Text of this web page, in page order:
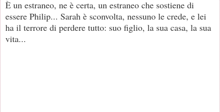
È un estraneo, ne è certa, un estraneo che sostiene di
essere Philip... Sarah è sconvolta, nessuno le crede, e lei
ha il terrore di perdere tutto: suo figlio, la sua casa, la sua
vita...